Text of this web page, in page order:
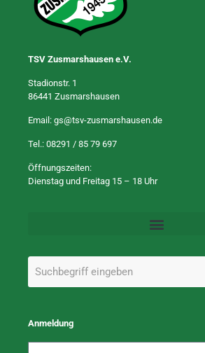
TSV Zusmarshausen e.V.
Stadionstr. 1
86441 Zusmarshausen
Email: gs@tsv-zusmarshausen.de
Tel.: 08291 / 85 79 697
Öffnungszeiten:
Dienstag und Freitag 15 – 18 Uhr
Anmeldung